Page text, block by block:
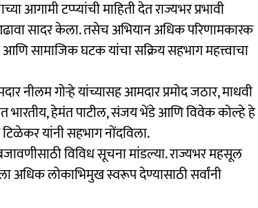
आगामी टप्प्यांची माहिती देत राज्यभर प्रभावी
सादर केला. तसेच अभियान अधिक परिणामकारक
आणि सामाजिक घटक यांचा सक्रिय सहभाग महत्त्वाचा
नीलम गोऱ्हे यांच्यासह आमदार प्रमोद जठार, माधवी
भारतीय, हेमंत पाटील, संजय भेंडे आणि विवेक कोल्हे हे
यांनी सहभाग नोंदविला.
विविध सूचना मांडल्या. राज्यभर महसूल
अधिक लोकाभिमुख स्वरूप देण्यासाठी सर्वांनी